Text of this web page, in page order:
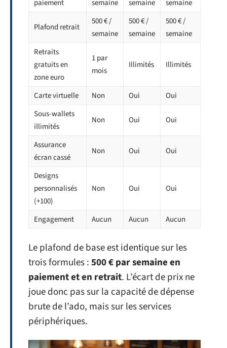
paiement
semaine
semaine
semaine
Plafond retrait
500 € /
semaine
500 € /
semaine
500 € /
semaine
Retraits
gratuits en
zone euro
1 par
mois
Illimités Illimités
Carte virtuelle Non Oui
Oui
Sous-wallets
illimités
Non Oui Oui
Assurance
écran cassé
Non Oui Oui
Designs
personnalisés
(+100)
Non Oui Oui
Engagement Aucun Aucun Aucun
Le plafond de base est identique sur les
trois formules :500 € par semaine en
paiement et en retrait. L’écart de prix ne
joue donc pas sur la capacité de dépense
brute de l’ado, mais sur les services
périphériques.